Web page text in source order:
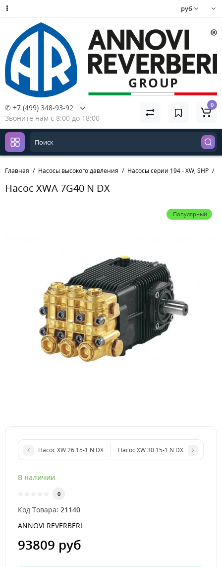
руб
✆ +7 (499) 348-93-92
Звоните нам с 8:00 до 18:00
0
Главная Насосы высокого давления Насосы серии 194 - XW, SHP
Насос XWA 7G40 N DX
Популярный
Насос XW 26.15-1 N DX Насос XW 30.15-1 N DX
В наличии
0
Код Товара: 21140
ANNOVI REVERBERI
93809 руб